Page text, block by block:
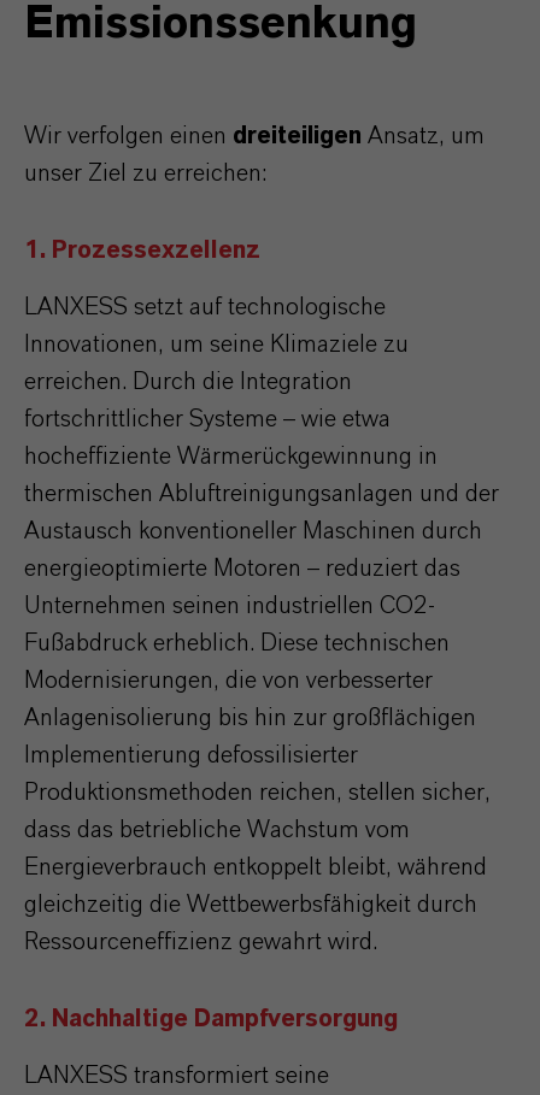
Emissionssenkung
Wir verfolgen einen dreiteiligen Ansatz, um
unser Ziel zu erreichen:
1. Prozessexzellenz
LANXESS setzt auf technologische
Innovationen, um seine Klimaziele zu
erreichen. Durch die Integration
fortschrittlicher Systeme – wie etwa
hocheffiziente Wärmerückgewinnung in
thermischen Abluftreinigungsanlagen und der
Austausch konventioneller Maschinen durch
energieoptimierte Motoren – reduziert das
Unternehmen seinen industriellen CO2-
Fußabdruck erheblich. Diese technischen
Modernisierungen, die von verbesserter
Anlagenisolierung bis hin zur großflächigen
Implementierung defossilisierter
Produktionsmethoden reichen, stellen sicher,
dass das betriebliche Wachstum vom
Energieverbrauch entkoppelt bleibt, während
gleichzeitig die Wettbewerbsfähigkeit durch
Ressourceneffizienz gewahrt wird.
2. Nachhaltige Dampfversorgung
LANXESS transformiert seine